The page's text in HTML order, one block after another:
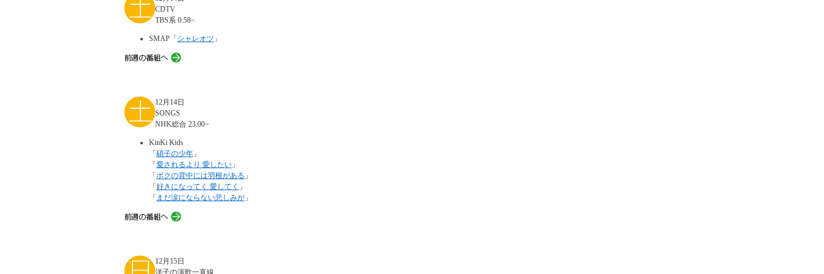
CDTV
TBS系 0:58~
SMAP「 シャレオツ 」
12月14日
SONGS
NHK総合 23:00~
KinKi Kids
「 硝子の少年 」
「 愛されるより 愛したい 」
「 ボクの背中には羽根がある 」
「 好きになってく 愛してく 」
「 まだ涙にならない悲しみが 」
12月15日
洋子の演歌一直線